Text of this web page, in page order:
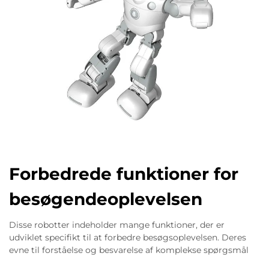
Forbedrede funktioner for
besøgendeoplevelsen
Disse robotter indeholder mange funktioner, der er
udviklet specifikt til at forbedre besøgsoplevelsen. Deres
evne til forståelse og besvarelse af komplekse spørgsmål